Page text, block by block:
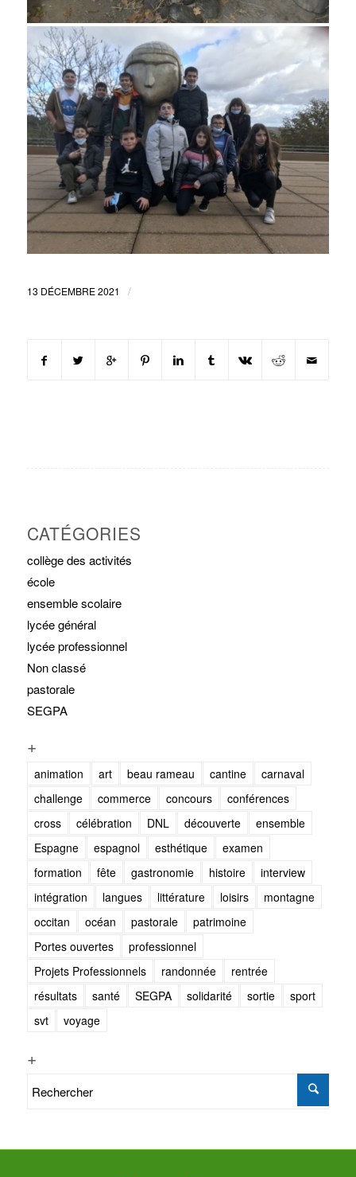
13 DÉCEMBRE 2021 /
CATÉGORIES
collège des activités
école
ensemble scolaire
lycée général
lycée professionnel
Non classé
pastorale
SEGPA
+
animation art beau rameau cantine
carnaval
challenge
commerce concours
conférences
cross
célébration DNL découverte
ensemble
Espagne
espagnol esthétique
examen
formation
fête gastronomie histoire
interview
intégration
langues littérature loisirs
montagne
occitan
océan pastorale
patrimoine
Portes ouvertes
professionnel
Projets Professionnels
randonnée
rentrée
résultats
santé SEGPA solidarité sortie
sport
svt
voyage
+